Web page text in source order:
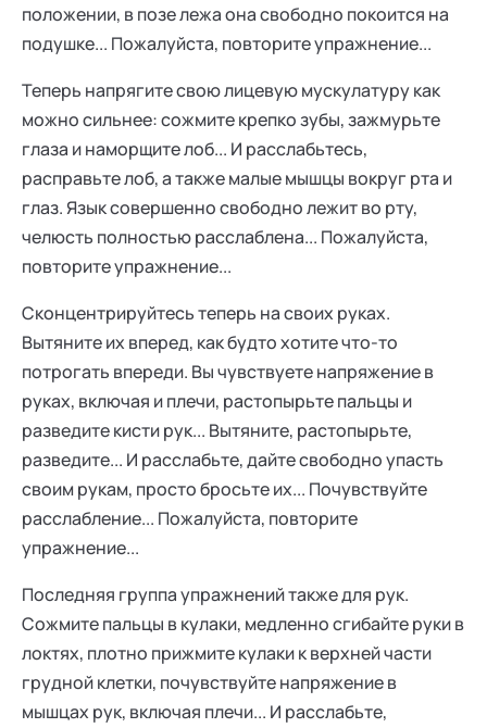
положении, в позе лежа она свободно покоится на
подушке... Пожалуйста, повторите упражнение...
Теперь напрягите свою лицевую мускулатуру как
можно сильнее: сожмите крепко зубы, зажмурьте
глаза и наморщите лоб... И расслабьтесь,
расправьте лоб, а также малые мышцы вокруг рта и
глаз. Язык совершенно свободно лежит во рту,
челюсть полностью расслаблена... Пожалуйста,
повторите упражнение...
Сконцентрируйтесь теперь на своих руках.
Вытяните их вперед, как будто хотите что-то
потрогать впереди. Вы чувствуете напряжение в
руках, включая и плечи, растопырьте пальцы и
разведите кисти рук... Вытяните, растопырьте,
разведите... И расслабьте, дайте свободно упасть
своим рукам, просто бросьте их... Почувствуйте
расслабление... Пожалуйста, повторите
упражнение...
Последняя группа упражнений также для рук.
Сожмите пальцы в кулаки, медленно сгибайте руки в
локтях, плотно прижмите кулаки к верхней части
грудной клетки, почувствуйте напряжение в
мышцах рук, включая плечи... И расслабьте,